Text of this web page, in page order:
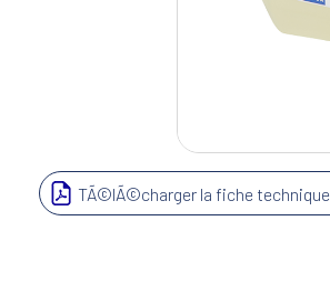
TÃ©lÃ©charger la fiche technique